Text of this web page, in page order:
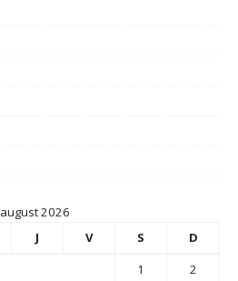
august 2026
J V S
D
1
2